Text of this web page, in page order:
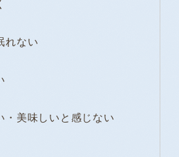
れない
美味しいと感じない